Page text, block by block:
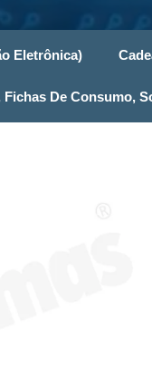
Eletrônica)
Fichas De Consumo,